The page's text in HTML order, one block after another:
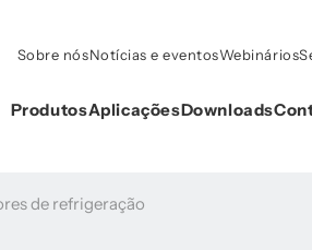
Sobre nósNotícias e eventosWebinários
ProdutosAplicaçõesDownloads
de refrigeração